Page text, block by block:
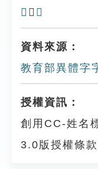
𪙚 、 齥
資料來源：
教育部異體字
授權資訊：
創用CC-姓名
3.0版授權條款